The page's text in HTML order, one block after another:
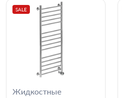
SALE
Жидкостные